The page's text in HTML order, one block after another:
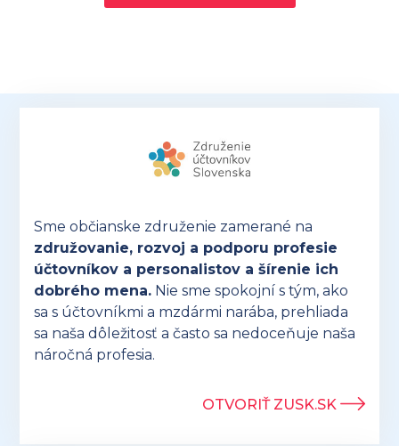
Sme občianske združenie zamerané na
združovanie, rozvoj a podporu profesie
účtovníkov a personalistov a šírenie ich
dobrého mena. Nie sme spokojní s tým, ako
sa s účtovníkmi a mzdármi narába, prehliada
sa naša dôležitosť a často sa nedoceňuje naša
náročná profesia.
OTVORIŤ ZUSK.SK